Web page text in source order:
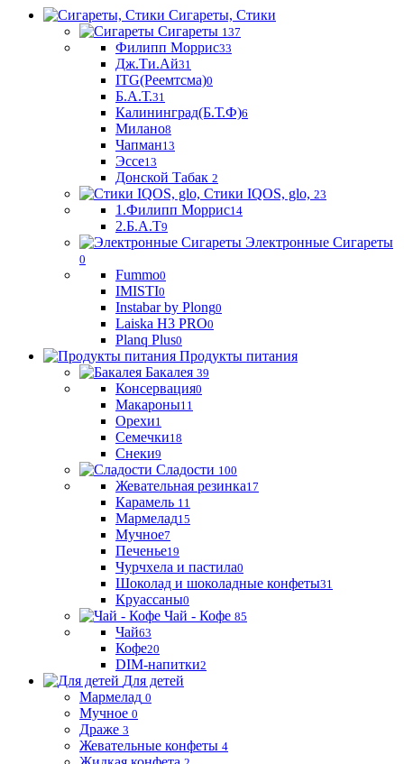
Сигареты, Стики
Сигареты 137
Филипп Моррис33
Дж.Ти.Ай31
ITG(Реемтсма)0
Б.А.Т.31
Калининград(Б.Т.Ф)6
Милано8
Чапман13
Эссе13
Донской Табак 2
Стики IQOS, glo, 23
1.Филипп Моррис14
2.Б.А.Т9
Электронные Сигареты
0
Fummo0
IMISTI0
Instabar by Plong0
Laiska H3 PRO0
Planq Plus0
Продукты питания
Бакалея 39
Консервация0
Макароны11
Орехи1
Семечки18
Снеки9
Сладости 100
Жевательная резинка17
Карамель 11
Мармелад15
Мучное7
Печенье19
Чурчхела и пастила0
Шоколад и шоколадные конфеты31
Круассаны0
Чай - Кофе 85
Чай63
Кофе20
DIM-напитки2
Для детей
Мармелад 0
Мучное 0
Драже 3
Жевательные конфеты 4